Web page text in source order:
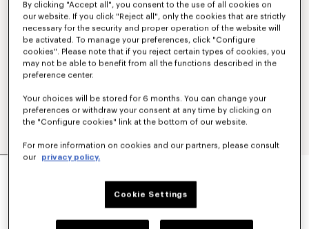
PANTALÓN TÉCNICO 'KENZO SIGNATURE'
By clicking "Accept all", you consent to the use of all cookies on
our website. If you click "Reject all", only the cookies that are strictly
necessary for the security and proper operation of the website will
be activated. To manage your preferences, click "Configure
cookies". Please note that if you reject certain types of cookies, you
may not be able to benefit from all the functions described in the
preference center.
Your choices will be stored for 6 months. You can change your
preferences or withdraw your consent at any time by clicking on
the "Configure cookies" link at the bottom of our website.
For more information on cookies and our partners, please consult
our
privacy policy.
Cookie Settings